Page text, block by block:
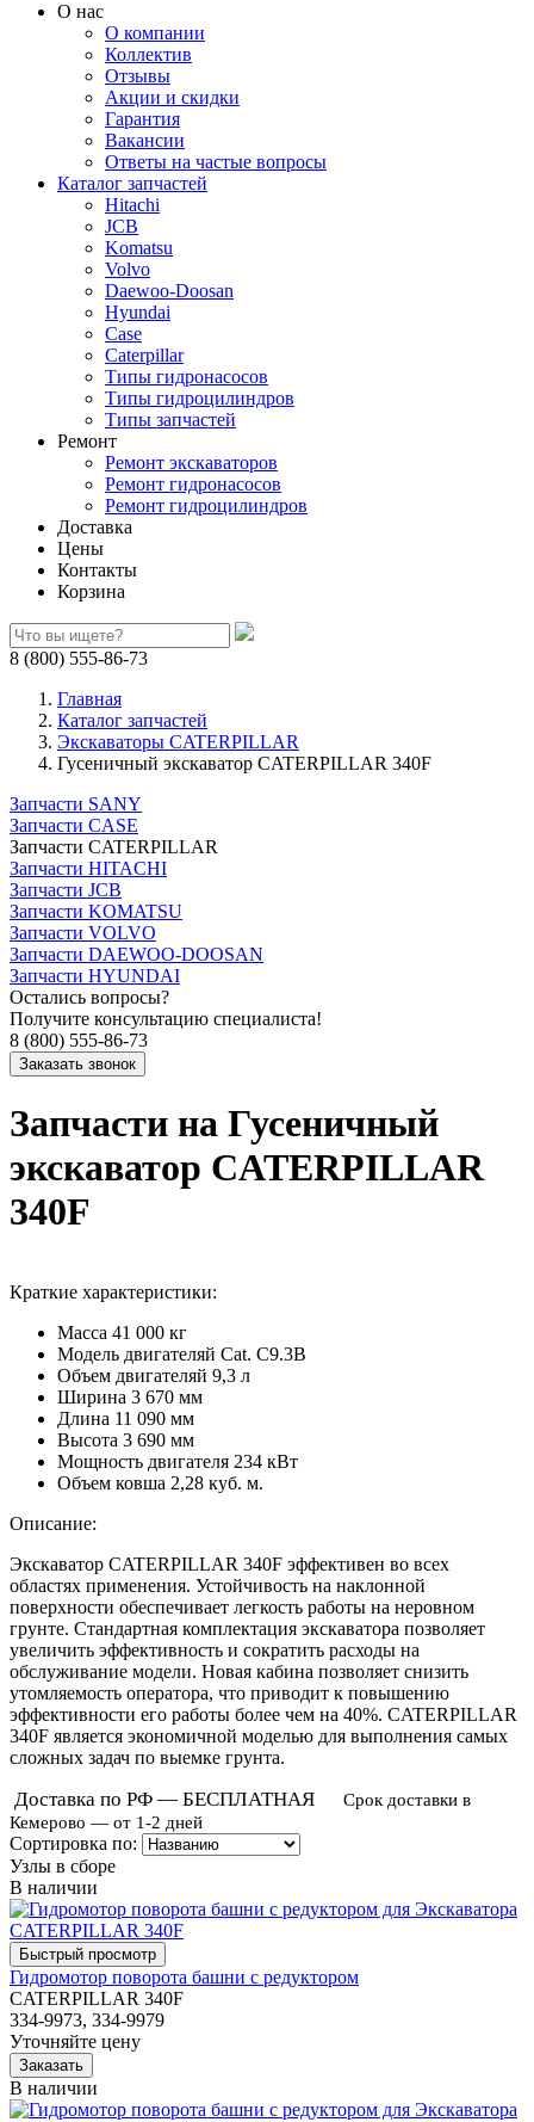
О нас
О компании
Коллектив
Отзывы
Акции и скидки
Гарантия
Вакансии
Ответы на частые вопросы
Каталог запчастей
Hitachi
JCB
Komatsu
Volvo
Daewoo-Doosan
Hyundai
Case
Caterpillar
Типы гидронасосов
Типы гидроцилиндров
Типы запчастей
Ремонт
Ремонт экскаваторов
Ремонт гидронасосов
Ремонт гидроцилиндров
Доставка
Цены
Контакты
Корзина
8 (800) 555-86-73
Главная
Каталог запчастей
Экскаваторы CATERPILLAR
Гусеничный экскаватор CATERPILLAR 340F
Запчасти SANY
Запчасти CASE
Запчасти CATERPILLAR
Запчасти HITACHI
Запчасти JCB
Запчасти KOMATSU
Запчасти VOLVO
Запчасти DAEWOO-DOOSAN
Запчасти HYUNDAI
Остались вопросы?
Получите консультацию специалиста!
8 (800) 555-86-73
Запчасти на Гусеничный
экскаватор CATERPILLAR
340F
Краткие характеристики:
Масса 41 000 кг
Модель двигателяй Cat. C9.3B
Объем двигателяй 9,3 л
Ширина 3 670 мм
Длина 11 090 мм
Высота 3 690 мм
Мощность двигателя 234 кВт
Объем ковша 2,28 куб. м.
Описание:
Экскаватор CATERPILLAR 340F эффективен во всех
областях применения. Устойчивость на наклонной
поверхности обеспечивает легкость работы на неровном
грунте. Стандартная комплектация экскаватора позволяет
увеличить эффективность и сократить расходы на
обслуживание модели. Новая кабина позволяет снизить
утомляемость оператора, что приводит к повышению
эффективности его работы более чем на 40%. CATERPILLAR
340F является экономичной моделью для выполнения самых
сложных задач по выемке грунта.
Доставка по РФ — БЕСПЛАТНАЯ
Срок доставки в
Кемерово — от 1-2 дней
Сортировка по:
Узлы в сборе
В наличии
Гидромотор поворота башни с редуктором
CATERPILLAR 340F
334-9973, 334-9979
Уточняйте цену
В наличии